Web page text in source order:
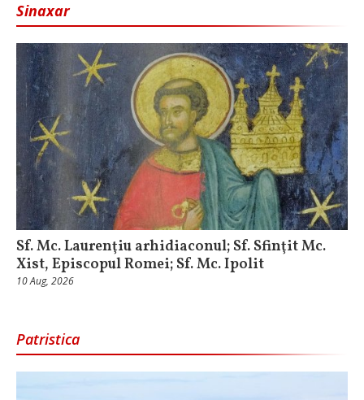
Sinaxar
Sf. Mc. Laurenţiu arhidiaconul; Sf. Sfinţit Mc.
Xist, Episcopul Romei; Sf. Mc. Ipolit
10 Aug, 2026
Patristica